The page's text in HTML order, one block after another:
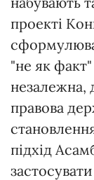
проекті
"не як факт"
незалежна,
правова
підхід